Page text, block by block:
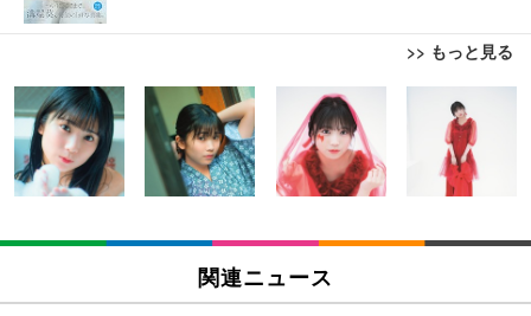
>> もっと見る
Juice=Juice Concert 2026 UP TO 11 MORE! MOR
E! (特典なし) [Blu-ray]
￥8,698
【Amazon.co.jp限定】「Juice=Juice Concert 202
判ブロマイド5枚セット) [Blu-ray]
マイケル・ジャクソン Ｔｈｉｓ Ｉｓ Ｉｔ
関連ニュース